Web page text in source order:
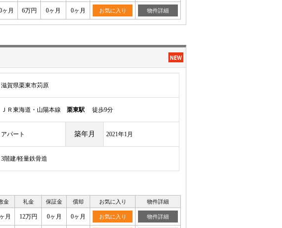
ヶ月 6万円 0ヶ月 0ヶ月 お気に入り 物件詳細
滋賀県栗東市苅原
ＪＲ東海道・山陽本線 栗東駅 徒歩9分
アパート 築年月 2021年1月
3階建/軽量鉄骨造
金 礼金 保証金 償却 お気に入り 物件詳細
月 12万円 0ヶ月 0ヶ月 お気に入り 物件詳細